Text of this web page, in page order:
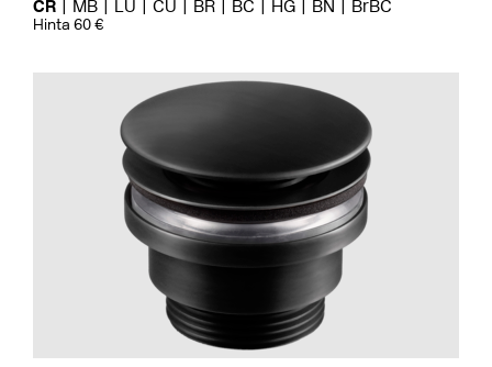
CR MB LU CU BR BC HG BN BrBC
Hinta 60 €